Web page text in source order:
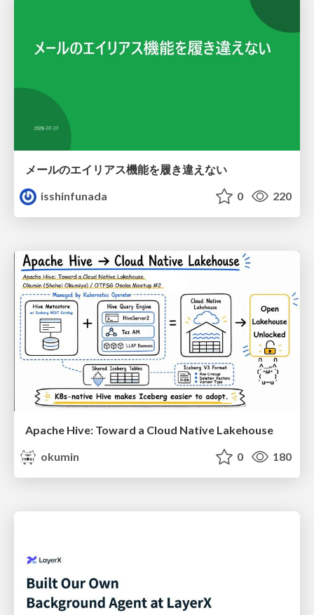
メールのエイリアス機能を履き違えない
isshinfunada
0 220
Apache Hive: Toward a Cloud Native Lakehouse
okumin
0 180